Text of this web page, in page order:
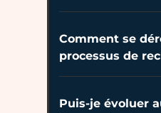
Comment se
processus de
Puis-je évoluer